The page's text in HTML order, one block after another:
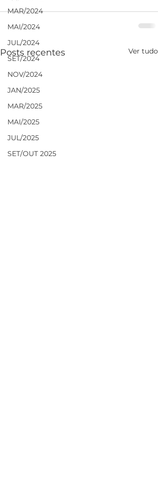
MAR/2024
MAI/2024
JUL/2024
SET/2024
NOV/2024
JAN/2025
MAR/2025
MAI/2025
JUL/2025
SET/OUT 2025
Posts recentes Ver tudo